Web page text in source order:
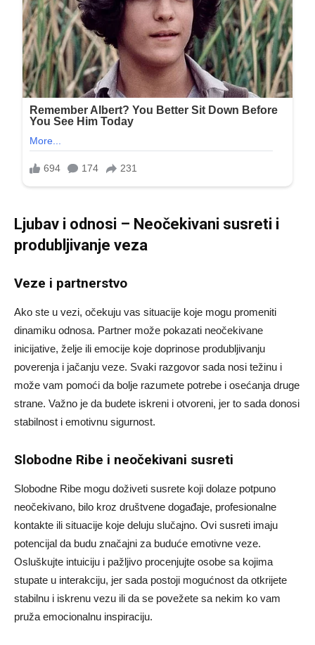
Ljubav i odnosi – Neočekivani susreti i
produbljivanje veza
Veze i partnerstvo
Ako ste u vezi, očekuju vas situacije koje mogu promeniti
dinamiku odnosa. Partner može pokazati neočekivane
inicijative, želje ili emocije koje doprinose produbljivanju
poverenja i jačanju veze. Svaki razgovor sada nosi težinu i
može vam pomoći da bolje razumete potrebe i osećanja druge
strane. Važno je da budete iskreni i otvoreni, jer to sada donosi
stabilnost i emotivnu sigurnost.
Slobodne Ribe i neočekivani susreti
Slobodne Ribe mogu doživeti susrete koji dolaze potpuno
neočekivano, bilo kroz društvene događaje, profesionalne
kontakte ili situacije koje deluju slučajno. Ovi susreti imaju
potencijal da budu značajni za buduće emotivne veze.
Osluškujte intuiciju i pažljivo procenjujte osobe sa kojima
stupate u interakciju, jer sada postoji mogućnost da otkrijete
stabilnu i iskrenu vezu ili da se povežete sa nekim ko vam
pruža emocionalnu inspiraciju.